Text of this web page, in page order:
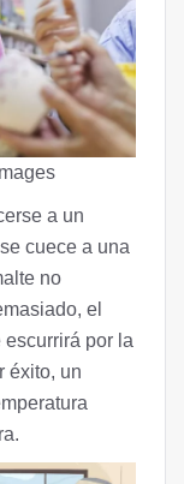
a un
cuece a una
no
el
por la
éxito, un